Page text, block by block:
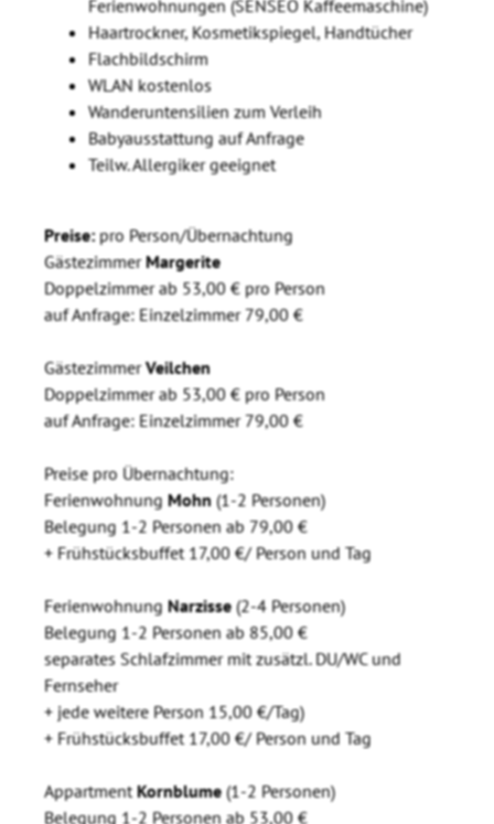
Ferienwohnungen (SENSEO Kaffeemaschine)
Haartrockner, Kosmetikspiegel, Handtücher
Flachbildschirm
WLAN kostenlos
Wanderuntensilien zum Verleih
Babyausstattung auf Anfrage
Teilw. Allergiker geeignet
Preise:pro Person/Übernachtung
GästezimmerMargerite
Doppelzimmer ab 53,00 € pro Person
auf Anfrage: Einzelzimmer 79,00 €
GästezimmerVeilchen
Doppelzimmer ab 53,00 € pro Person
auf Anfrage: Einzelzimmer 79,00 €
Preise pro Übernachtung:
FerienwohnungMohn (1-2 Personen)
Belegung 1-2 Personen ab 79,00 €
+ Frühstücksbuffet 17,00 €/ Person und Tag
FerienwohnungNarzisse(2-4 Personen)
Belegung 1-2 Personen ab 85,00 €
separates Schlafzimmer mit zusätzl. DU/WC und
Fernseher
+ jede weitere Person 15,00 €/Tag)
+ Frühstücksbuffet 17,00 €/ Person und Tag
AppartmentKornblume(1-2 Personen)
Belegung 1-2 Personen ab 53,00 €